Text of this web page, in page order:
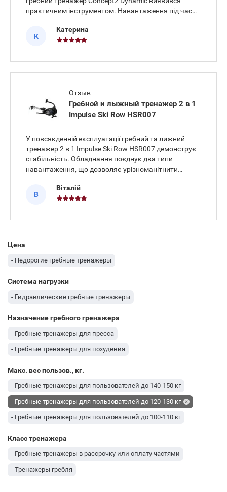
практичним інструментом. Навантаження під час
плавний і без зайвого шуму. Конструкція
розрахована на тривалі тренува
К
Катерина
Отзыв
Гребной и лыжный тренажер 2 в 1
Impulse Ski Row HSR007
У повсякденній експлуатації гребний та лижний
тренажер 2 в 1 Impulse Ski Row HSR007 демонструє
стабільність. Обладнання поєднує два типи
навантаження, що дозволяє урізноманітнити
використовується чіткий 7-дюймовий LCD дисплей,
де зручно контролювати осн
В
Віталій
Цена
- Недорогие гребные тренажеры
Система нагрузки
- Гидравлические гребные тренажеры
Назначение гребного гренажера
- Гребные тренажеры для пресса
- Гребные тренажеры для похудения
Макс. вес пользов., кг.
- Гребные тренажеры для пользователей до 140-150 кг
- Гребные тренажеры для пользователей до 120-130 кг
- Гребные тренажеры для пользователей до 100-110 кг
Класс тренажера
- Гребные тренажеры в рассрочку или оплату частями
- Тренажеры гребля